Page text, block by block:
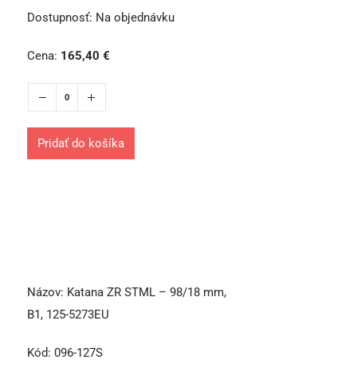
Dostupnosť: Na objednávku
Cena: 165,40 €
Pridať do košíka
Názov: Katana ZR STML – 98/18 mm,
B1, 125-5273EU
Kód: 096-127S